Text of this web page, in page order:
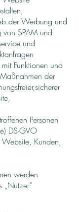
der Werbung und
von SPAM und
und
Funktionen und
der
Personen
DS-GVO
Kunden,
werden
„Nutzer“